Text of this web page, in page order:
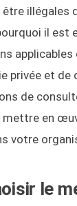
illégales
il est
applicables
privée et de
de
mettre en
votre
le